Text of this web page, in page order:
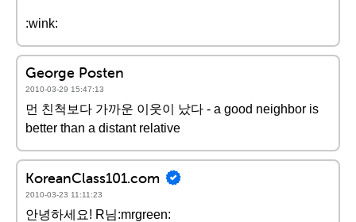
:wink:
George Posten
2010-03-29 15:47:13
먼 친척보다 가까운 이웃이 났다 - a good neighbor is
better than a distant relative
KoreanClass101.com
2010-03-23 11:11:23
안녕하세요! R님:mrgreen: